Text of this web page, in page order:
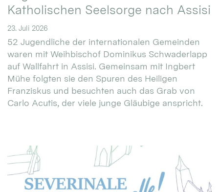
Katholischen Seelsorge nach Assisi
23. Juli 2026
52 Jugendliche der internationalen Gemeinden
waren mit Weihbischof Dominikus Schwaderlapp
auf Wallfahrt in Assisi. Gemeinsam mit Ingbert
Mühe folgten sie den Spuren des Heiligen
Franziskus und besuchten auch das Grab von
Carlo Acutis, der viele junge Gläubige anspricht.